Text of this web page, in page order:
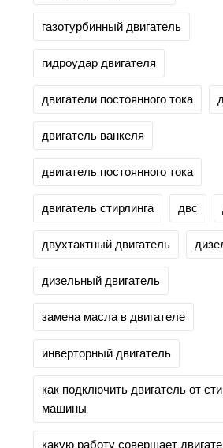
газотурбинный двигатель
гидроудар двигателя
двигатели постоянного тока
двигатель ванкеля
двигатель постоянного тока
двигатель стирлинга двс
двухтактный двигатель
дизельный двигатель
замена масла в двигателе
инверторный двигатель
как подключить двигатель от
машины